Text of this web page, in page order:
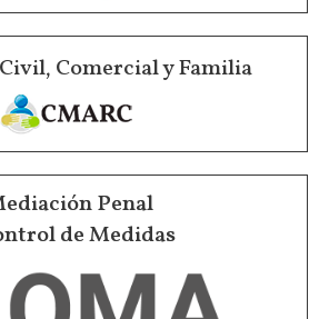
Comercial y Familia
Penal
de Medidas